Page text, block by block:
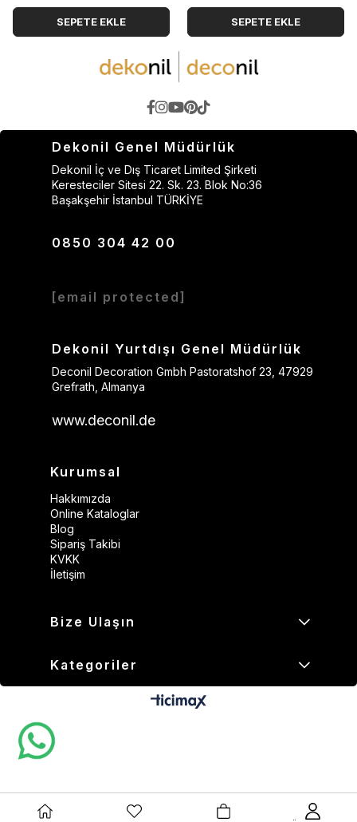
SEPETE EKLE SEPETE EKLE
Dekonil Genel Müdürlük
Dekonil İç ve Dış Ticaret Limited Şirketi
Keresteciler Sitesi 22. Sk. 23. Blok No:36
Başakşehir İstanbul TÜRKİYE
0850 304 42 00
[email protected]
Dekonil Yurtdışı Genel Müdürlük
Deconil Decoration Gmbh Pastoratshof 23, 47929
Grefrath, Almanya
www.deconil.de
Kurumsal
Hakkımızda
Online Kataloglar
Blog
Sipariş Takibi
KVKK
İletişim
Bize Ulaşın
Kategoriler